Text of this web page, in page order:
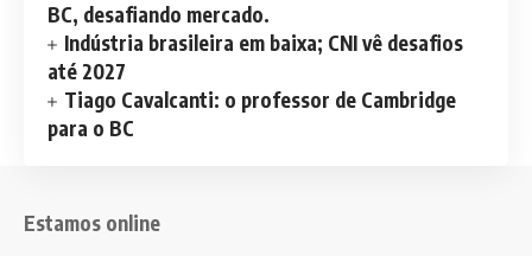
BC, desafiando mercado.
Indústria brasileira em baixa; CNI vê desafios
até 2027
Tiago Cavalcanti: o professor de Cambridge
para o BC
Estamos online